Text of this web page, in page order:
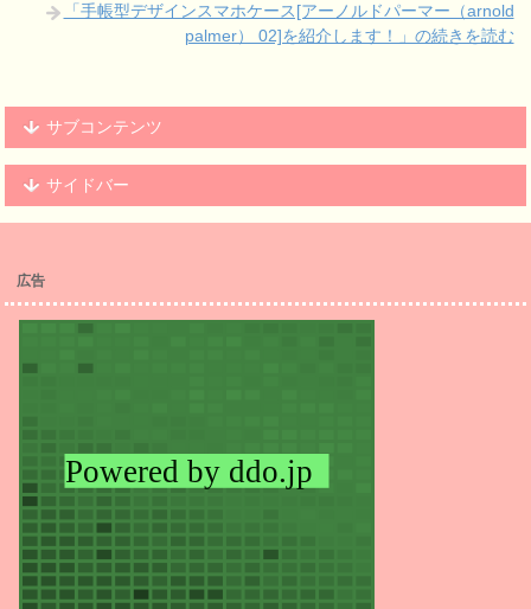
「手帳型デザインスマホケース[アーノルドパーマー（arnold
palmer） 02]を紹介します！」の続きを読む
サブコンテンツ
サイドバー
広告